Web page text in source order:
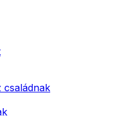
családnak